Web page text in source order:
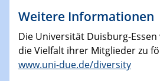
Weitere Informationen
Die Universität Duisburg-
die Vielfalt ihrer Mitglieder zu
www.uni-due.de/diversity